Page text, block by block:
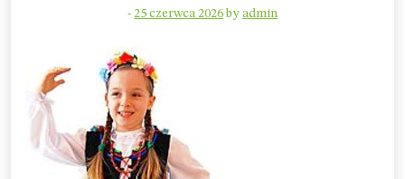
- 25 czerwca 2026 by admin